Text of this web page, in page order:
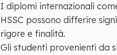
I diplomi internazionali
HSSC possono differire
rigore e finalità.
Gli studenti provenienti da